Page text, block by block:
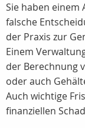
Sie haben einem
falsche
der Praxis zur
Einem
der Berechnung
oder auch
Auch wichtige
finanziellen